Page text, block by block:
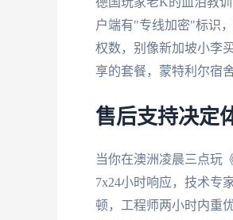
户端有"专线加密"标识
权数，别像新加坡小李
享的套餐，蒙特利尔宿
售后支持决定
当你在澳洲凌晨三点玩
7x24小时响应，技术专
顿，工程师两小时内重